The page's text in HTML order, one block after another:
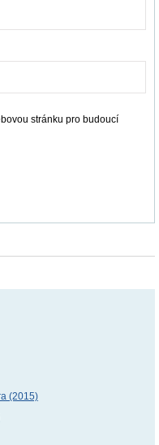
stránku pro budoucí
(2015)